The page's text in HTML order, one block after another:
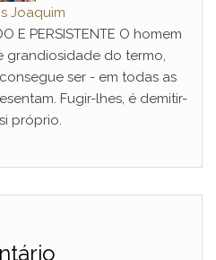
Joaquim
E PERSISTENTE O homem
grandiosidade do termo,
ser - em todas as
Fugir-lhes, é demitir-
próprio.